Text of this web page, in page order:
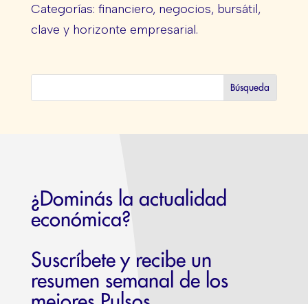
Categorías: financiero, negocios, bursátil,
clave y horizonte empresarial.
¿Dominás la actualidad
económica?
Suscríbete y recibe un
resumen semanal de los